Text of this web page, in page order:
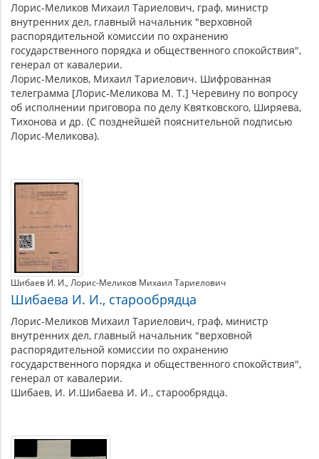
Лорис-Меликов Михаил Тариелович, граф, министр
внутренних дел, главный начальник "верховной
распорядительной комиссии по охранению
государственного порядка и общественного спокойствия",
генерал от кавалерии.
Лорис-Меликов, Михаил Тариелович. Шифрованная
телеграмма [Лорис-Меликова М. Т.] Черевину по вопросу
об исполнении приговора по делу Квятковского, Ширяева,
Тихонова и др. (С позднейшей пояснительной подписью
Лорис-Меликова).
Шибаев И. И. Лорис-Меликов Михаил Тариелович
Шибаева И. И., старообрядца
Лорис-Меликов Михаил Тариелович, граф, министр
внутренних дел, главный начальник "верховной
распорядительной комиссии по охранению
государственного порядка и общественного спокойствия",
генерал от кавалерии.
Шибаев, И. И.Шибаева И. И., старообрядца.